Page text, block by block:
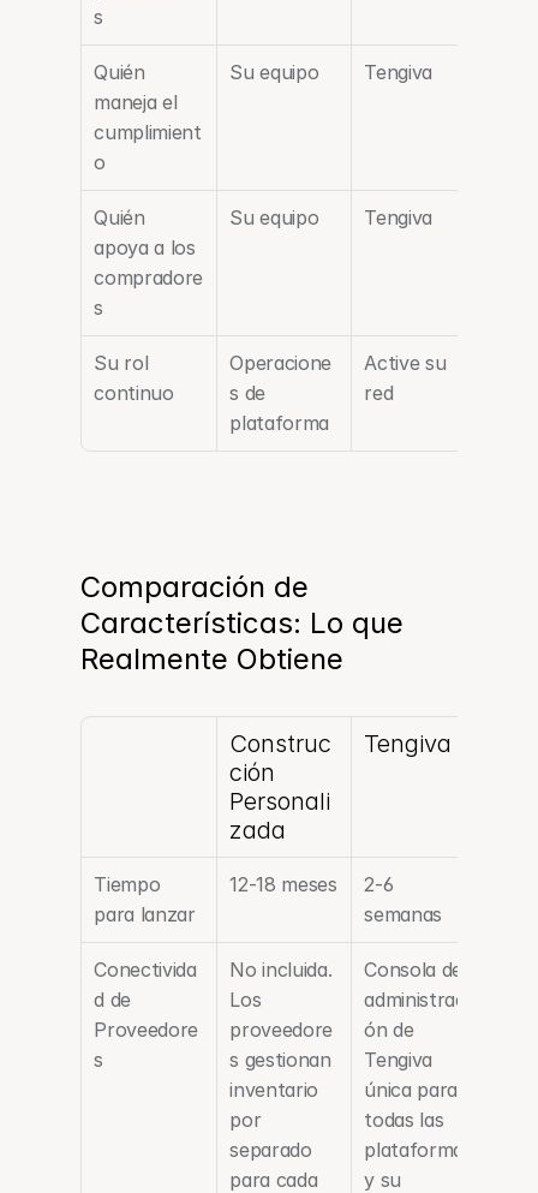
s
Quién
maneja el
cumplimient
o
Su equipo Tengiva
Quién
apoya a los
compradore
s
Su equipo Tengiva
Su rol
continuo
Operacione
s de
plataforma
Active su
red
Comparación de
Características: Lo que
Realmente Obtiene
Construc
ción
Personali
zada
Tengiva
Tiempo
para lanzar
12-18 meses
2-6
semanas
Conectivida
d de
Proveedore
s
No incluida.
Los
proveedore
s gestionan
inventario
por
separado
para cada
Consola de
administraci
ón de
Tengiva
única para
todas las
plataformas
y su